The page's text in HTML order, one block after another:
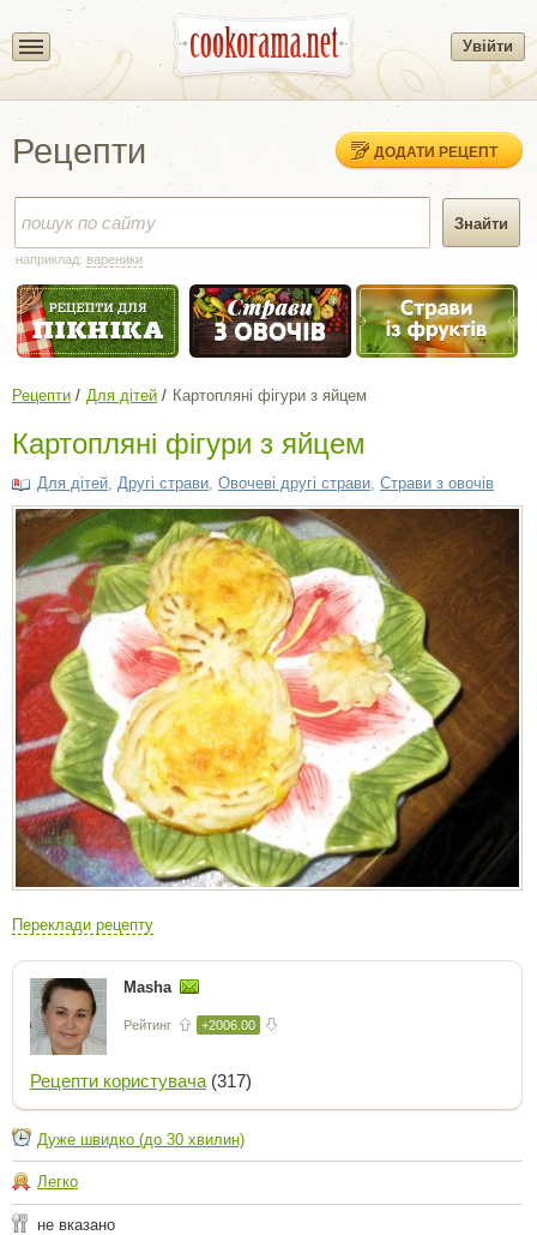
Увійти
Рецепти ДОДАТИ РЕЦЕПТ
наприклад: вареники
Рецепти Для дітей Картопляні фігури з яйцем
Картопляні фігури з яйцем
Для дітей Другі страви Овочеві другі страви Страви з овочів
Переклади рецепту
Masha
Рейтинг +2006.00
Рецепти користувача (317)
Дуже швидко (до 30 хвилин)
Легко
не вказано